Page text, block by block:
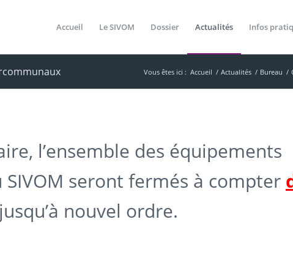
Accueil Le SIVOM Dossier Actualités Infos
Vous êtes ici : Accueil / Actualités / Bureau /
l’ensemble des équipements
seront fermés à compter
nouvel ordre.